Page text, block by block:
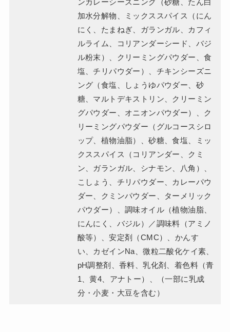
ンカレーシーズニング（砂糖、たん白
加水分解物、ミックススパイス（にん
にく、たまねぎ、ガランガル、カフィ
ルライム、コリアンダーシード、バジ
ル粉末）、クリーミングパウダー、食
塩、チリパウダー）、チキンシーズニ
ング（食塩、しょうゆパウダー、砂
糖、マルトデキストリン、クリーミン
グパウダー、オニオンパウダー）、ク
リーミングパウダー（グルコースシロ
ップ、植物油脂）、砂糖、食塩、ミッ
クススパイス（コリアンダー、クミ
ン、ガランガル、シナモン、八角）、
こしょう、チリパウダー、カレーパウ
ダー、クミンパウダー、ターメリック
パウダー）、調味オイル（植物油脂、
にんにく、バジル）／調味料（アミノ
酸等）、安定剤（CMC）、かんす
い、カゼインNa、微粒二酸化ケイ素、
pH調整剤、香料、乳化剤、着色料（青
1、黄4、アナトー）、（一部に乳成
分・小麦・大豆を含む）